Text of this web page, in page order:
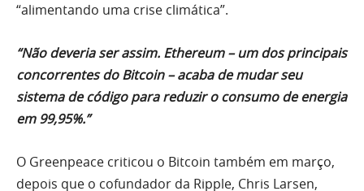
“alimentando uma crise climática”.
“Não deveria ser assim. Ethereum – um dos principais
concorrentes do Bitcoin – acaba de mudar seu
sistema de código para reduzir o consumo de energia
em 99,95%.”
O Greenpeace criticou o Bitcoin também em março,
depois que o cofundador da Ripple, Chris Larsen,